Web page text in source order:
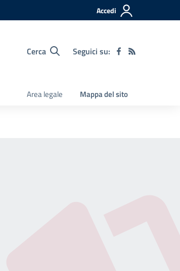
Accedi
Cerca Seguici su:
Area legale Mappa del sito